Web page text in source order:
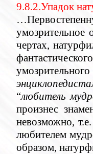
9.8.2.Упадок
умозрительное
чертах,
“любитель
произнес
невозможно,
любителем
образом,